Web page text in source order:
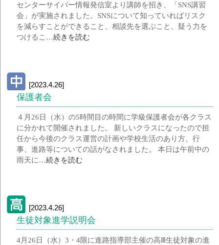
センターサイバー情報発信室より講師を招き、「SNS講習
会」が実施されました。SNSについて知っていればリスク
を減らすことができること、相談先を選ぶこと、疑う力を
つけるこ…続きを読む
[2023.4.26]
保護者会
４月26日（水）の5時間目の時間に学級保護者会が各クラス
に分かれて開催されました。 新しいクラスになったので担
任から今後のクラス運営の計画や学校生活のあり方、行
事、進路等についての話がなされました。 本日は午前中の
雨天に…続きを読む
[2023.4.26]
生徒対象進学説明会
4月26日（水）3・4限に進路指導部主催の高Ⅲ生徒対象の進